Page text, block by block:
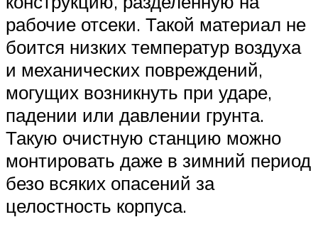
рабочие отсеки. Такой материал не
боится низких температур воздуха
и механических повреждений,
могущих возникнуть при ударе,
падении или давлении грунта.
Такую очистную станцию можно
монтировать даже в зимний период
безо всяких опасений за
целостность корпуса.